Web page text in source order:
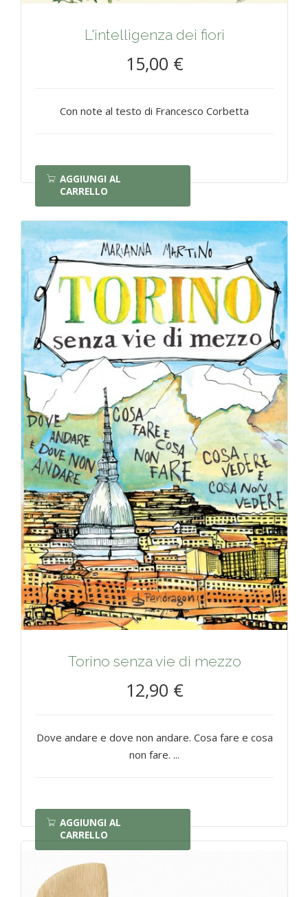
L'intelligenza dei fiori
15,00 €
Con note al testo di Francesco Corbetta
AGGIUNGI AL
CARRELLO
Torino senza vie di mezzo
12,90 €
Dove andare e dove non andare. Cosa fare e cosa
non fare. ...
AGGIUNGI AL
CARRELLO